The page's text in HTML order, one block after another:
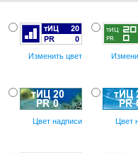
Изменить цвет
Цвет надписи Цвет